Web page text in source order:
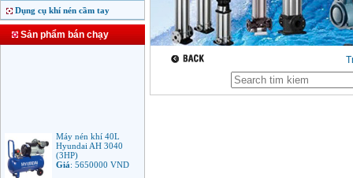
Dụng cụ khí nén cầm tay
Sản phẩm bán chạy
Máy nén khí 40L
Hyundai AH 3040
(3HP)
Giá:5650000 VND